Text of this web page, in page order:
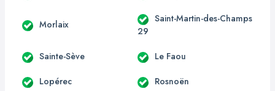
Morlaix
Saint-Martin-des-Champs
29
Sainte-Sève Le Faou
Lopérec Rosnoën